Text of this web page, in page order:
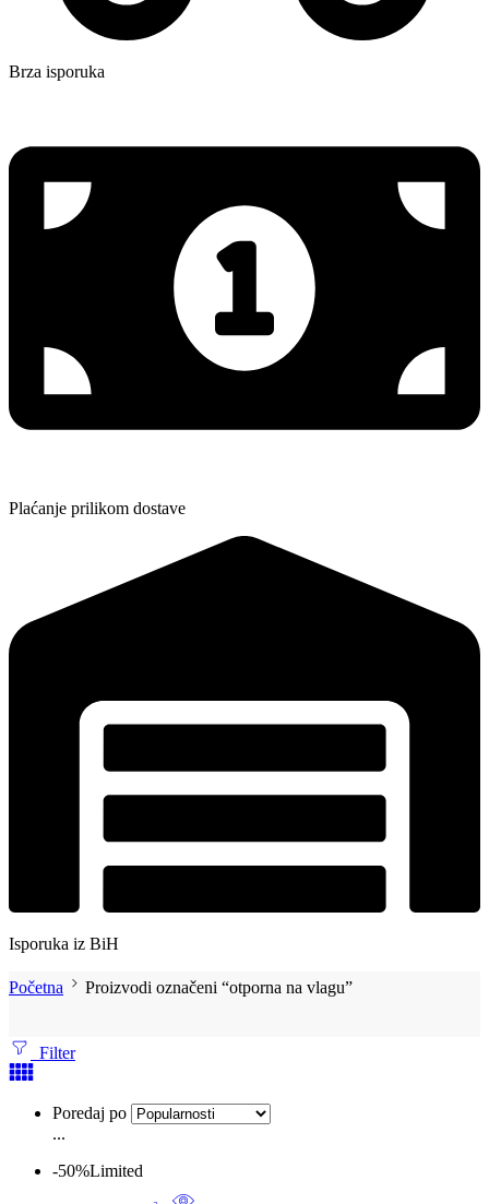
Brza isporuka
Plaćanje prilikom dostave
Isporuka iz BiH
Početna Proizvodi označeni “otporna na vlagu”
Filter
Poredaj po
...
-50%Limited